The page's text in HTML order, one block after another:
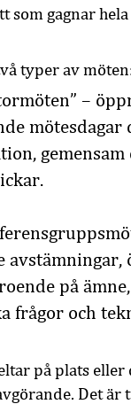
som gagnar
typer av
–
mötesdagar
gemensam
avstämningar,
på
frågor och
på plats
Det är